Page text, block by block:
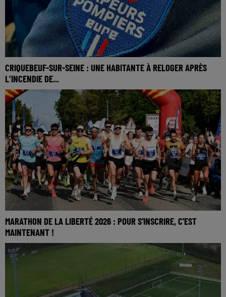
CRIQUEBEUF-SUR-SEINE : UNE HABITANTE À RELOGER APRÈS
L’INCENDIE DE...
MARATHON DE LA LIBERTÉ 2026 : POUR S'INSCRIRE, C'EST
MAINTENANT !